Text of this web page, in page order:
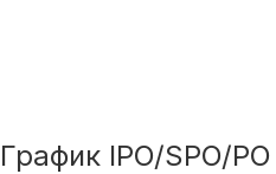
График IPO/SPO/PO